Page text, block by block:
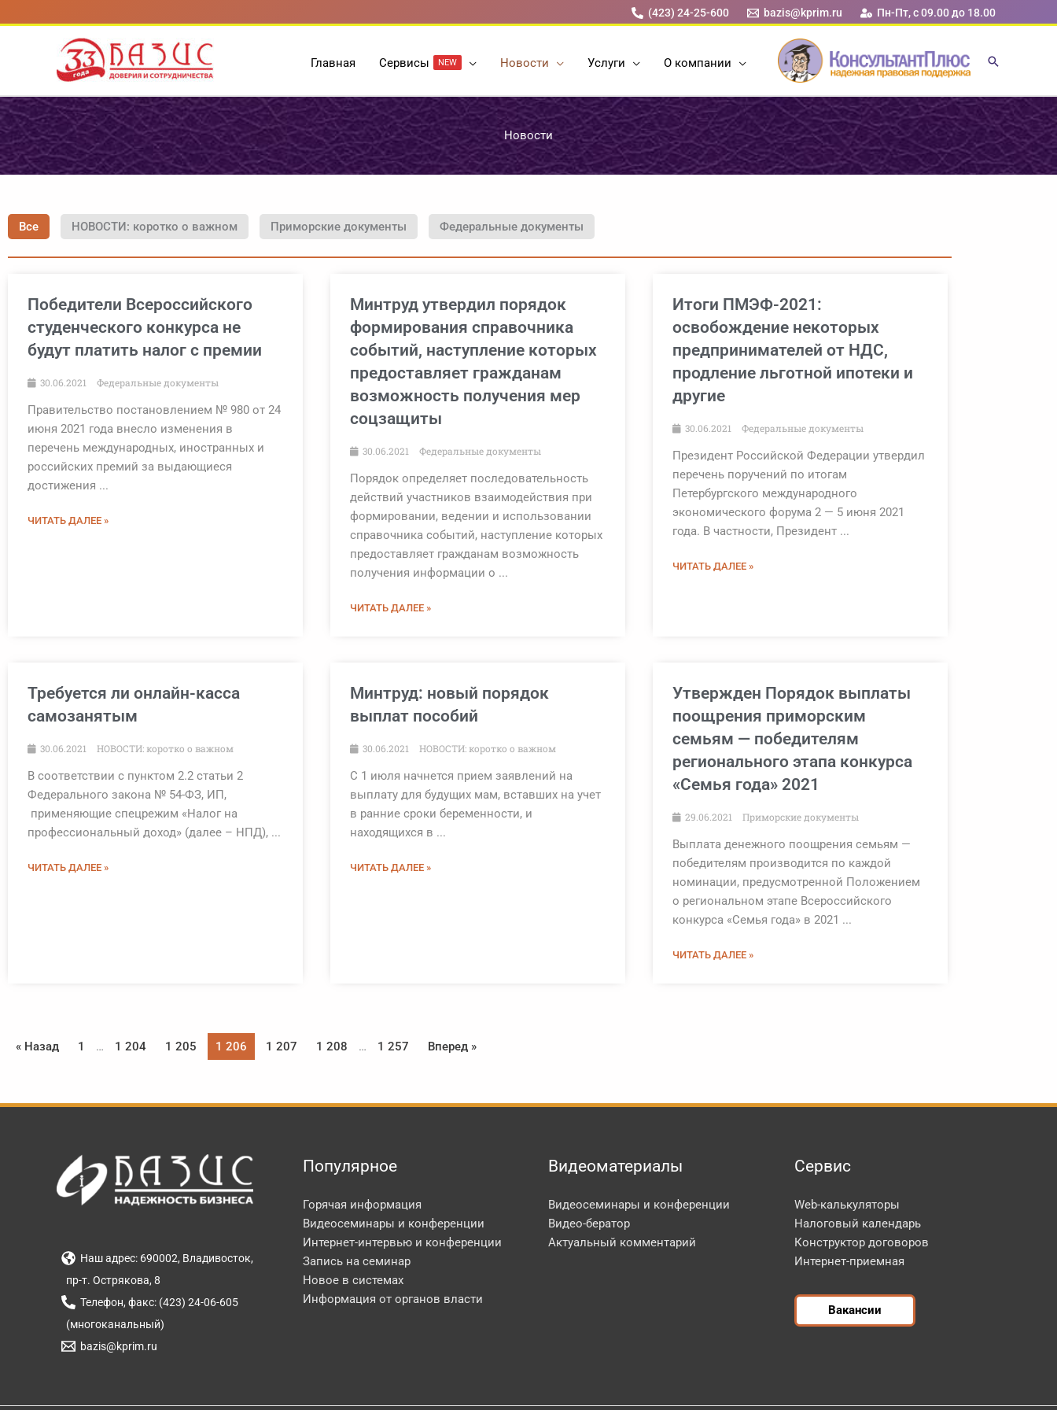
к
содержимому
(423) 24-25-600 bazis@kprim.ru Пн-Пт, с 09.00 до 18.00
Главная Cервисы NEW Новости Услуги О компании
Новости
Все НОВОСТИ: коротко о важном Приморские документы Федеральные документы
Победители Всероссийского
студенческого конкурса не
будут платить налог с премии
30.06.2021 Федеральные документы
Правительство постановлением № 980 от 24
июня 2021 года внесло изменения в
перечень международных, иностранных и
российских премий за выдающиеся
достижения ...
ЧИТАТЬ ДАЛЕЕ »
Минтруд утвердил порядок
формирования справочника
событий, наступление которых
предоставляет гражданам
возможность получения мер
соцзащиты
30.06.2021 Федеральные документы
Порядок определяет последовательность
действий участников взаимодействия при
формировании, ведении и использовании
справочника событий, наступление которых
предоставляет гражданам возможность
получения информации о ...
ЧИТАТЬ ДАЛЕЕ »
Итоги ПМЭФ-2021:
освобождение некоторых
предпринимателей от НДС,
продление льготной ипотеки и
другие
30.06.2021 Федеральные документы
Президент Российской Федерации утвердил
перечень поручений по итогам
Петербургского международного
экономического форума 2 — 5 июня 2021
года. В частности, Президент ...
ЧИТАТЬ ДАЛЕЕ »
Требуется ли онлайн-касса
самозанятым
30.06.2021 НОВОСТИ: коротко о важном
В соответствии с пунктом 2.2 статьи 2
Федерального закона № 54-ФЗ, ИП,
применяющие спецрежим «Налог на
профессиональный доход» (далее – НПД), ...
ЧИТАТЬ ДАЛЕЕ »
Минтруд: новый порядок
выплат пособий
30.06.2021 НОВОСТИ: коротко о важном
С 1 июля начнется прием заявлений на
выплату для будущих мам, вставших на учет
в ранние сроки беременности, и
находящихся в ...
ЧИТАТЬ ДАЛЕЕ »
Утвержден Порядок выплаты
поощрения приморским
семьям — победителям
регионального этапа конкурса
«Семья года» 2021
29.06.2021 Приморские документы
Выплата денежного поощрения семьям —
победителям производится по каждой
номинации, предусмотренной Положением
о региональном этапе Всероссийского
конкурса «Семья года» в 2021 ...
ЧИТАТЬ ДАЛЕЕ »
« Назад 1 … 1 204 1 205 1 206 1 207 1 208 … 1 257 Вперед »
Наш адрес: 690002, Владивосток,
пр-т. Острякова, 8
Телефон, факс: (423) 24-06-605
(многоканальный)
bazis@kprim.ru
Популярное
Горячая информация
Видеосеминары и конференции
Интернет-интервью и конференции
Запись на семинар
Новое в системах
Информация от органов власти
Видеоматериалы
Видеосеминары и конференции
Видео-бератор
Актуальный комментарий
Сервис
Web-калькуляторы
Налоговый календарь
Конструктор договоров
Интернет-приемная
Вакансии